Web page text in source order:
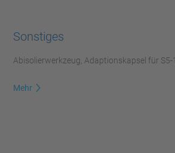
Sonstiges
Abisolierwerkzeug, Adaptionskapsel für S5-
Mehr